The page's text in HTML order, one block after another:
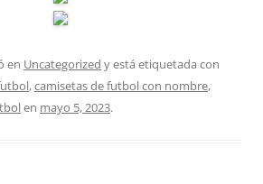
en Uncategorized y está etiquetada con
,camisetas de futbol con nombre,
en mayo 5, 2023.